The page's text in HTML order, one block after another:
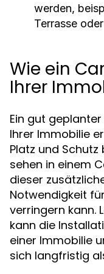
werden,
Terrasse
Wie ein
Ihrer
Ein gut
Ihrer Immobilie
Platz und Schutz
sehen in einem
dieser
Notwendigkeit
verringern kann.
kann die
einer Immobilie
sich langfristig